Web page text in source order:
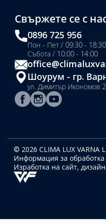
Свържете се с
0896 725 956
Пон - Пет / 09:30 - 18:30
Събота / 10:00 - 14:00
Шоурум - гр.
ул. Димитър Икономов
© 2026 CLIMA LUX VARNA
Информация за
Изработка на сайт, дизайн